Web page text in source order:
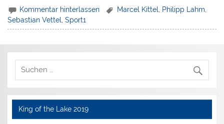
Kommentar hinterlassen Marcel Kittel Philipp Lahm
Sebastian Vettel,Sport1
King of the Lake 2019